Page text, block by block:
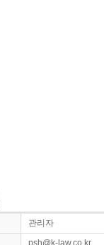
관리자
psh@k-law.co.kr